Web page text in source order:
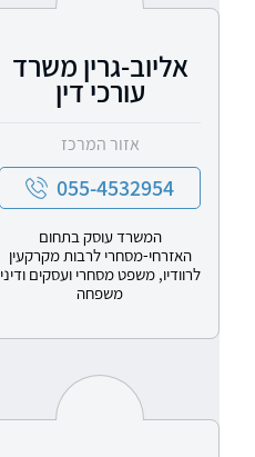
אליוב-גרין משרד
עורכי דין
אזור המרכז
055-4532954
המשרד עוסק בתחום
האזרחי-מסחרי לרבות מקרקעין
לרוודיו, משפט מסחרי ועסקים ודיני
משפחה